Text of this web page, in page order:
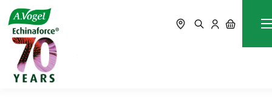
Accueil
L’intolérance au gluten ou le retour au naturel